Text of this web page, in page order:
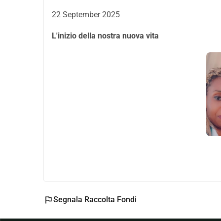
Fathia ed Emile
22 September 2025
L'inizio della nostra nuova vita
flagSegnala Raccolta Fondi